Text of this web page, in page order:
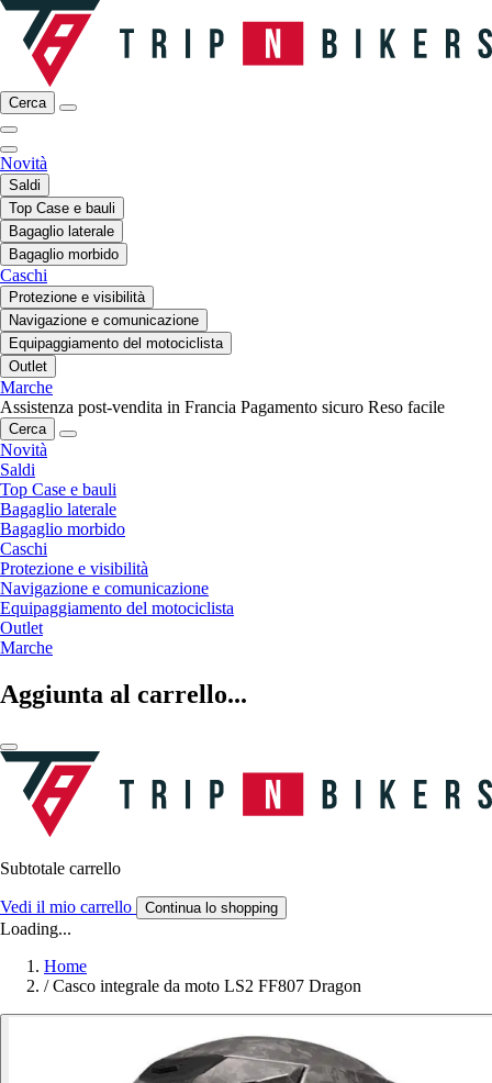
Cerca
Novità
Saldi
Top Case e bauli
Bagaglio laterale
Bagaglio morbido
Caschi
Protezione e visibilità
Navigazione e comunicazione
Equipaggiamento del motociclista
Outlet
Marche
Assistenza post-vendita in Francia Pagamento sicuro Reso facile
Cerca
Novità
Saldi
Top Case e bauli
Bagaglio laterale
Bagaglio morbido
Caschi
Protezione e visibilità
Navigazione e comunicazione
Equipaggiamento del motociclista
Outlet
Marche
Aggiunta al carrello...
Subtotale carrello
Vedi il mio carrello Continua lo shopping
Loading...
Home
/ Casco integrale da moto LS2 FF807 Dragon